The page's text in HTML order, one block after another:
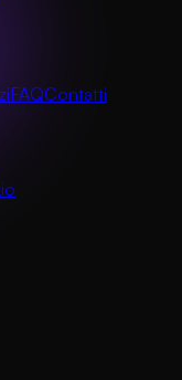
FAQContatti